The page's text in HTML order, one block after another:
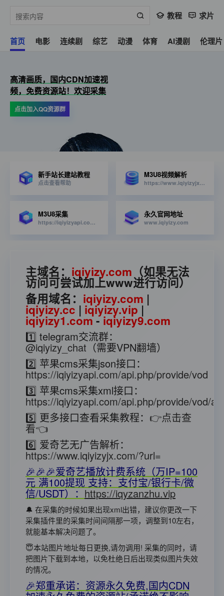
教程 求片
首页 电影 连续剧 综艺 动漫 体育 AI漫剧 伦理片
高清画质，国内CDN加速视
频，免费资源站！欢迎采集
点击加入QQ资源群
新手站长建站教程
点击查看帮助
M3U8视频解析
https://www.iqiyizyjx.com/?url=
M3U8采集
https://iqiyizyapi.com/api.php/provide/vod/from/snm3u8/at/xml
永久官网地址
www.iqiyizy.com
主域名： iqiyizy.com （如果无法
访问可尝试加上www进行访问）
备用域名： iqiyizy.com |
iqiyizy.cc | iqiyizy.vip |
iqiyizy1.com-iqiyizy9.com
1️⃣ telegram交流群：
@iqiyizy_chat （需要VPN翻墙）
2️⃣ 苹果cms采集json接口：
https://iqiyizyapi.com/api.php/provide/vod
3️⃣ 苹果cms采集xml接口：
https://iqiyizyapi.com/api.php/provide/vod/
5️⃣ 更多接口查看采集教程： 👉点击查
看👈
6️⃣ 爱奇艺无广告解析：
https://www.iqiyizyjx.com/?url=
🎉🎉🎉爱奇艺播放计费系统（万IP=100
元 满100提现 支持：支付宝/银行卡/微
信/USDT）： https://iqyzanzhu.vip
🔔 在采集的时候如果出现xml出错，建议你更改一下
采集插件里的采集时间间隔那一项，调整到10左右，
就能基本解决问题了。
😇本站图片地址每日更换,请勿调用! 采集的同时，请
把图片下载到本地，以免杜绝日后出现类似图片失效
的情况。
🎉郑重承诺：资源永久免费,国内CDN